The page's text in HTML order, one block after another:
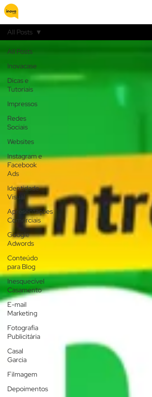
All Posts
Inovacase
Dicas e
Tutoriais
Impressos
Redes
Sociais
Websites
Instagram e
Facebook
Ads
Identidade
Visual
Apresentações
Comerciais
Google
Adwords
Conteúdo
para Blog
Inesquecível
Casamento
E-mail
Marketing
Fotografia
Publicitária
Casal
Garcia
Filmagem
Depoimentos
All Posts